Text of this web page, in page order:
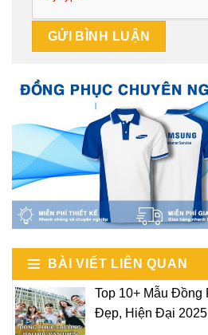
BÀI VIẾT LIÊN QUAN
Top 10+ Mẫu
Đẹp, Hiện Đại 2025